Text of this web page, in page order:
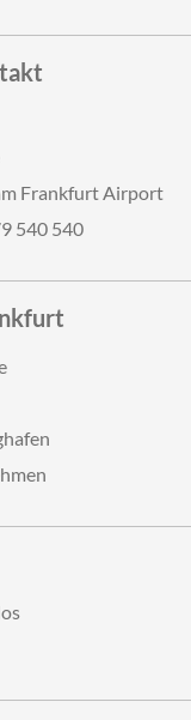
Frankfurt Airport
540 540